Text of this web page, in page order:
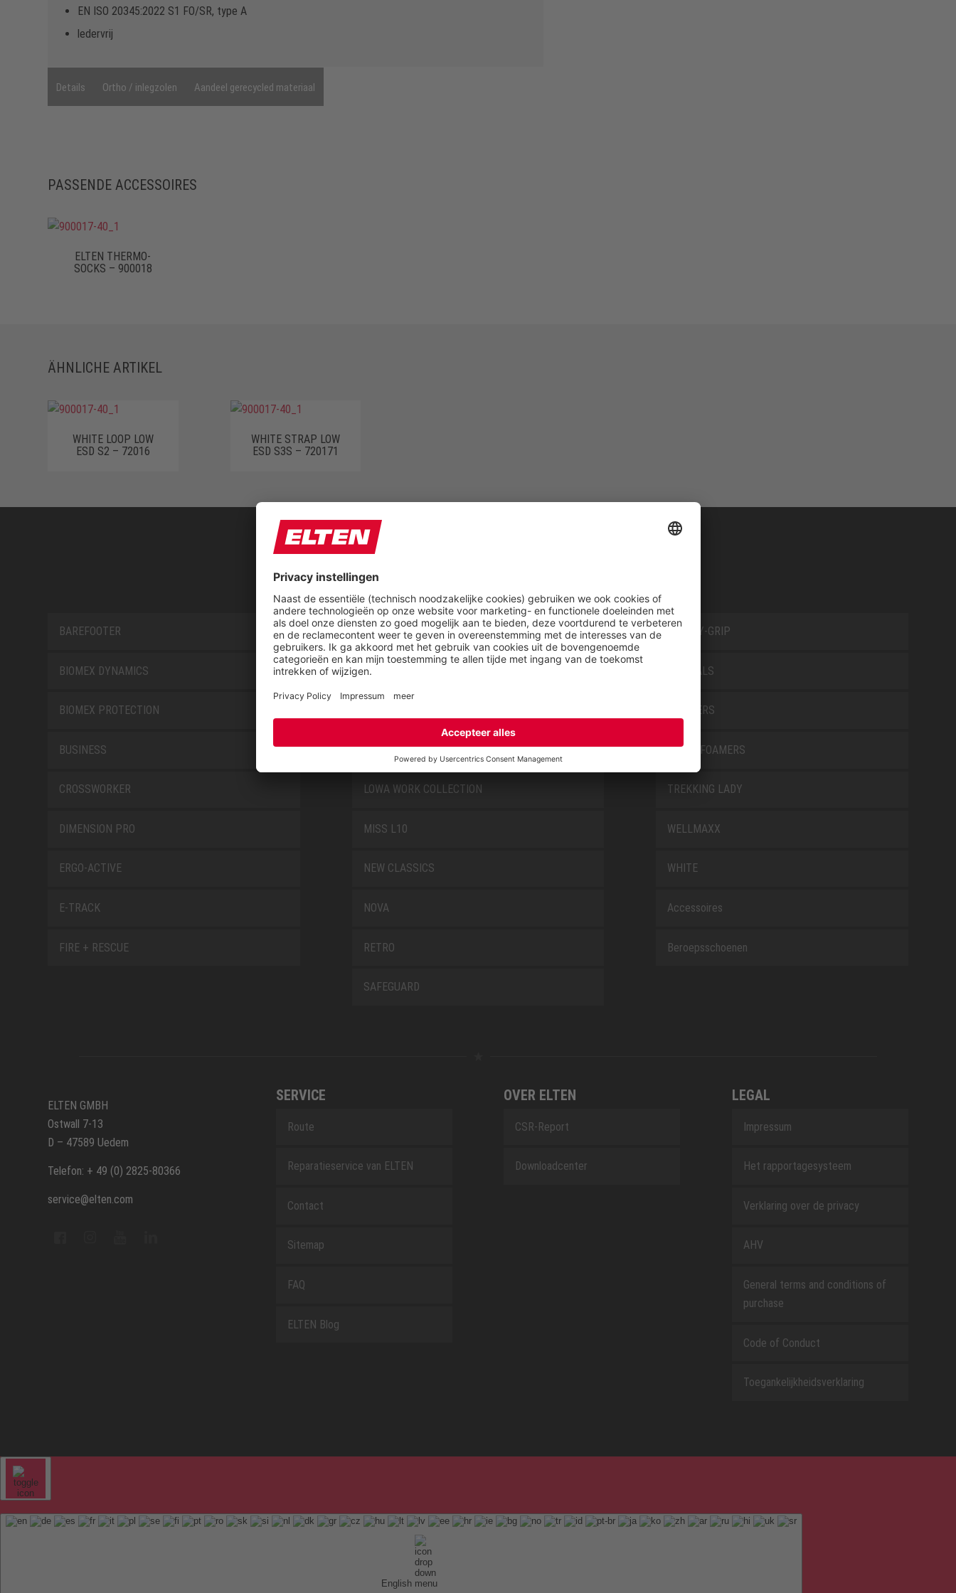
EN ISO 20345:2022 S1 FO/SR, type A
ledervrij
Details Ortho / inlegzolen Aandeel gerecycled materiaal
PASSENDE ACCESSOIRES
ELTEN THERMO-
SOCKS – 900018
ÄHNLICHE ARTIKEL
WHITE LOOP LOW
ESD S2 – 72016
WHITE STRAP LOW
ESD S3S – 720171
BAREFOOTER
BIOMEX DYNAMICS
BIOMEX PROTECTION
BUSINESS
CROSSWORKER
DIMENSION PRO
ERGO-ACTIVE
E-TRACK
FIRE + RESCUE
FUN
JORI BY ELTEN
L10
LOWA WORK COLLECTION
MISS L10
NEW CLASSICS
NOVA
RETRO
SAFEGUARD
SAFETY-GRIP
SPECIALS
TRAINERS
TRANSFOAMERS
TREKKING LADY
WELLMAXX
WHITE
Accessoires
Beroepsschoenen
ELTEN GMBH
Ostwall 7-13
D – 47589 Uedem
Telefon: + 49 (0) 2825-80366
service@elten.com
SERVICE
Route
Reparatieservice van ELTEN
Contact
Sitemap
FAQ
ELTEN Blog
OVER ELTEN
CSR-Report
Downloadcenter
LEGAL
Impressum
Het rapportagesysteem
Verklaring over de privacy
AHV
General terms and conditions of
purchase
Code of Conduct
Toegankelijkheidsverklaring
English